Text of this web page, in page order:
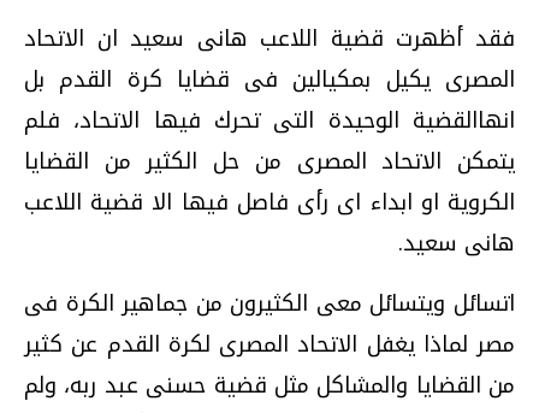
فقد أظهرت قضية اللاعب هانى سعيد ان الاتحاد
المصرى يكيل بمكيالين فى قضايا كرة القدم بل
انهاالقضية الوحيدة التى تحرك فيها الاتحاد، فلم
يتمكن الاتحاد المصرى من حل الكثير من القضايا
الكروية او ابداء اى رأى فاصل فيها الا قضية اللاعب
هانى سعيد.
اتسائل ويتسائل معى الكثيرون من جماهير الكرة فى
مصر لماذا يغفل الاتحاد المصرى لكرة القدم عن كثير
من القضايا والمشاكل مثل قضية حسنى عبد ربه، ولم